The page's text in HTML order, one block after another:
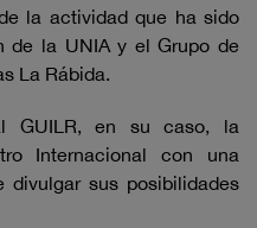
la actividad que ha sido
de la UNIA y el Grupo de
La Rábida.
GUILR, en su caso, la
Internacional con una
divulgar sus posibilidades